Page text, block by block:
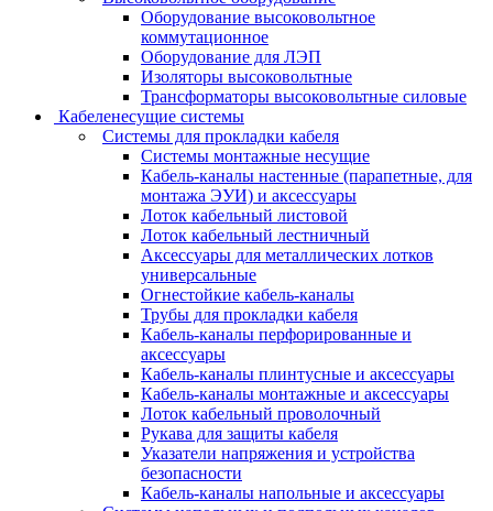
Оборудование высоковольтное
коммутационное
Оборудование для ЛЭП
Изоляторы высоковольтные
Трансформаторы высоковольтные силовые
Кабеленесущие системы
Системы для прокладки кабеля
Системы монтажные несущие
Кабель-каналы настенные (парапетные, для
монтажа ЭУИ) и аксессуары
Лоток кабельный листовой
Лоток кабельный лестничный
Аксессуары для металлических лотков
универсальные
Огнестойкие кабель-каналы
Трубы для прокладки кабеля
Кабель-каналы перфорированные и
аксессуары
Кабель-каналы плинтусные и аксессуары
Кабель-каналы монтажные и аксессуары
Лоток кабельный проволочный
Рукава для защиты кабеля
Указатели напряжения и устройства
безопасности
Кабель-каналы напольные и аксессуары